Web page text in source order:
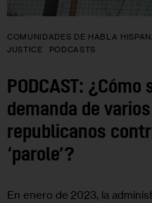
COMUNIDADES DE HABLA
JUSTICE
PODCASTS
PODCAST:
demanda de
republicanos
‘parole’?
En enero de 2023, la